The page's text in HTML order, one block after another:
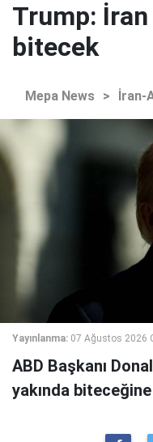
Trump: İran
bitecek
Mepa News > İran-
Yayınlanma: 07 Ağustos 2026
ABD Başkanı
yakında biteceğine